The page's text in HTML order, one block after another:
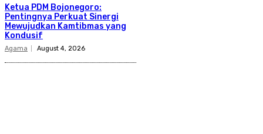
Ketua PDM Bojonegoro:
Pentingnya Perkuat Sinergi
Mewujudkan Kamtibmas yang
Kondusif
Agama August 4, 2026